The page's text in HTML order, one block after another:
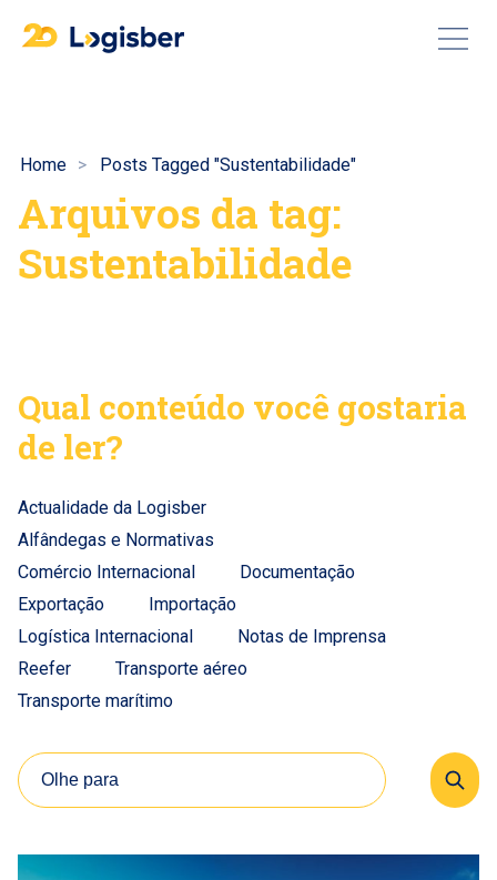
Home Posts Tagged "Sustentabilidade"
Arquivos da tag:
Sustentabilidade
Qual conteúdo você gostaria
de ler?
Actualidade da Logisber
Alfândegas e Normativas
Comércio Internacional
Documentação
Exportação
Importação
Logística Internacional
Notas de Imprensa
Reefer
Transporte aéreo
Transporte marítimo